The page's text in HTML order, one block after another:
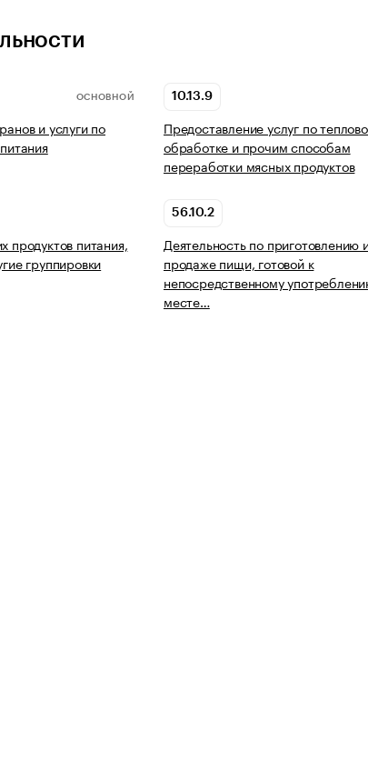
ОСНОВНОЙ
и услуги по
10.13.9
Предоставление услуг по
обработке и прочим способам
переработки мясных продуктов
продуктов питания,
группировки
56.10.2
Деятельность по приготовлению
продаже пищи, готовой к
непосредственному
месте…